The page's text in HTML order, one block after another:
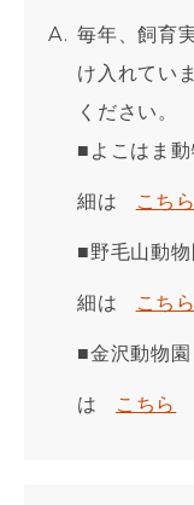
毎年、飼育
け入れてい
ください。
■よこはま
細は こちら
■野毛山
細は こちら
■金沢動
は こちら